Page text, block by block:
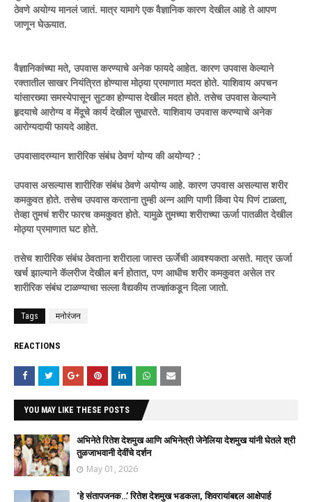
ठेवणे अयोग्य मानलं जातं. मात्र यामागे एक वैज्ञानिक कारण देखील आहे ते आपण
जाणून घेऊयात.
वैज्ञानिकांच्या मते, उपवास करण्याचे अनेक फायदे आहेत. कारण उपवास केल्याने
रक्तातील साखर नियंत्रित होण्यास मोठ्या प्रमाणात मदत होते. याशिवाय अपचन
यांसारख्या समस्येपासून सुटका होण्यास देखील मदत होते. तसेच उपवास केल्याने
हृदयाचे आरोग्य व मेंदूचे कार्य देखील सुधारते. याशिवाय उपवास करण्याचे अनेक
आरोग्यदायी फायदे आहेत.
उपवासादरम्यान शारीरिक संबंध ठेवणं योग्य की अयोग्य? :
उपवास असल्यास शारीरिक संबंध ठेवणे अयोग्य आहे. कारण उपवास असल्यास शरीर
कमकुवत होते. तसेच उपवास करताना तुम्ही अन्न आणि पाणी किंवा पेय पिणं टाळता,
तेव्हा तुमचं शरीर फारच कमकुवत होते. यामुळे तुमच्या शरीराच्या ऊर्जा पातळीत देखील
मोठ्या प्रमाणात घट होते.
तसेच शारीरिक संबंध ठेवताना शरीराला जास्त ऊर्जेची आवश्यकता असते. मात्र ऊर्जा
खर्च झाल्याने कॅलरीज देखील बर्न होतात, पण आधीच शरीर कमकुवत असेल तर
शारीरिक संबंध टाळण्याचा सल्ला वैद्यकीय तज्ज्ञांकडून दिला जातो.
Tags मनोरंजन
REACTIONS
YOU MAY LIKE THESE POSTS
अभिनेते रितेश देशमुख आणि अभिनेत्री जेनेलिया देशमुख यांनी घेतले श्री
तुळजाभवानी देवींचे दर्शन
May 01, 2026
‘हे संतापजनक…’ रितेश देशमुख भडकला, शिवरायांबद्दल आक्षेपार्ह